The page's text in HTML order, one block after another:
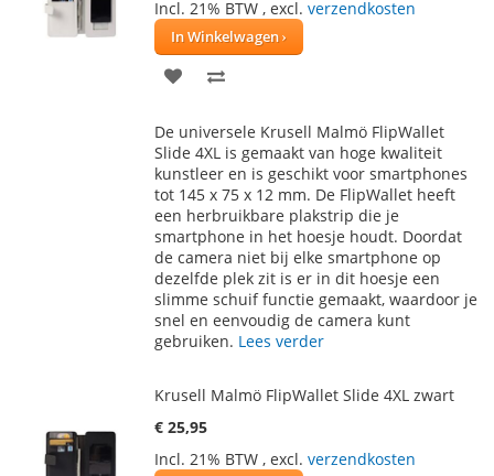
Incl. 21% BTW , excl. verzendkosten
In Winkelwagen
VOEG
AAN
VERLANGLIJST
TE
VERGELIJKEN
De universele Krusell Malmö FlipWallet
Slide 4XL is gemaakt van hoge kwaliteit
kunstleer en is geschikt voor smartphones
tot 145 x 75 x 12 mm. De FlipWallet heeft
een herbruikbare plakstrip die je
smartphone in het hoesje houdt. Doordat
de camera niet bij elke smartphone op
dezelfde plek zit is er in dit hoesje een
slimme schuif functie gemaakt, waardoor je
snel en eenvoudig de camera kunt
gebruiken. Lees verder
Krusell Malmö FlipWallet Slide 4XL zwart
€ 25,95
Incl. 21% BTW , excl. verzendkosten